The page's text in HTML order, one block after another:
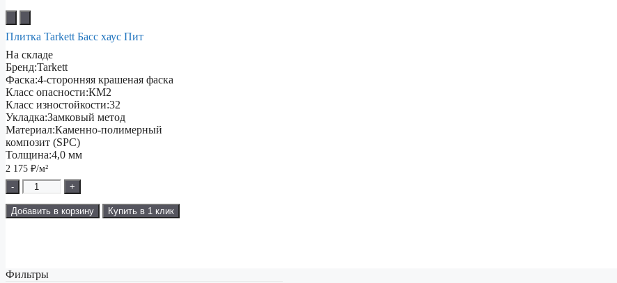
Плитка Tarkett Басс хаус Пит
На складе
Бренд:Tarkett
Фаска:4-сторонняя крашеная фаска
Класс опасности:КМ2
Класс изностойкости:32
Укладка:Замковый метод
Материал:Каменно-полимерный
композит (SPC)
Толщина:4,0 мм
2 175 ₽/м²
-
+
Добавить в корзину Купить в 1 клик
Фильтры